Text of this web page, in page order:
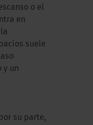
o el
en
suele
y un
su parte,